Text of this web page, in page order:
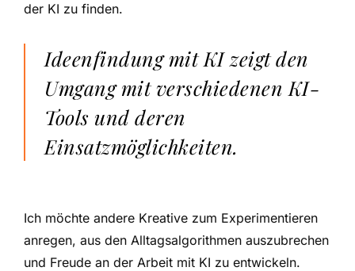
der KI zu finden.
Ideenfindung mit KI zeigt den
Umgang mit verschiedenen KI-
Tools und deren
Einsatzmöglichkeiten.
Ich möchte andere Kreative zum Experimentieren
anregen, aus den Alltagsalgorithmen auszubrechen
und Freude an der Arbeit mit KI zu entwickeln.